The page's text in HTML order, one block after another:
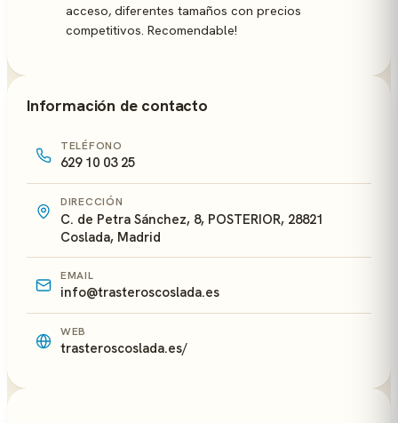
acceso, diferentes tamaños con precios
competitivos. Recomendable!
Información de contacto
TELÉFONO
629 10 03 25
DIRECCIÓN
C. de Petra Sánchez, 8, POSTERIOR, 28821
Coslada, Madrid
EMAIL
info@trasteroscoslada.es
WEB
trasteroscoslada.es/